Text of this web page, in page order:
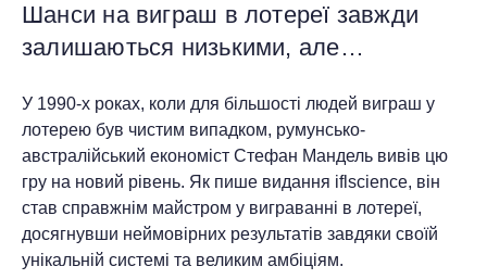
Шанси на виграш в лотереї завжди
залишаються низькими, але…
У 1990-х роках, коли для більшості людей виграш у
лотерею був чистим випадком, румунсько-
австралійський економіст Стефан Мандель вивів цю
гру на новий рівень. Як пише видання iflscience, він
став справжнім майстром у виграванні в лотереї,
досягнувши неймовірних результатів завдяки своїй
унікальній системі та великим амбіціям.